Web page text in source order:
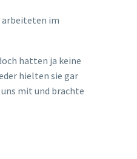
arbeiteten im
hatten ja keine
hielten sie gar
mit und brachte